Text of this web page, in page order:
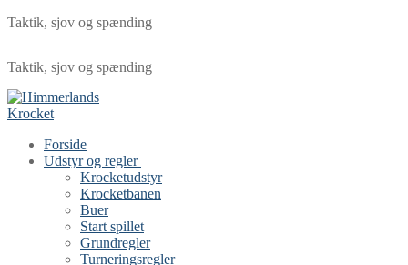
Taktik, sjov og spænding
Taktik, sjov og spænding
Forside
Udstyr og regler
Krocketudstyr
Krocketbanen
Buer
Start spillet
Grundregler
Turneringsregler